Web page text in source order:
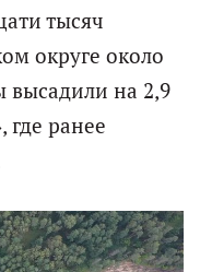
тысяч
округе около
высадили на 2,9
где ранее